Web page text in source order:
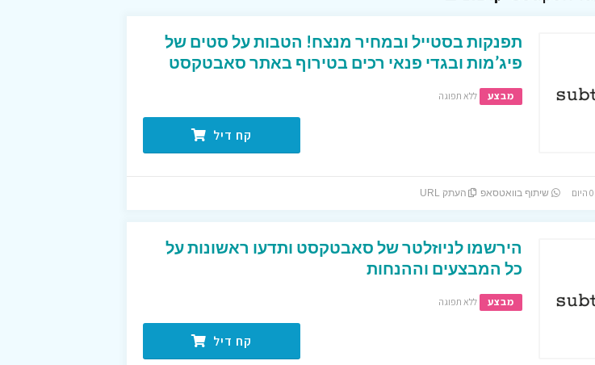
תפנקות בסטייל ובמחיר מנצח! הטבות על סטים של
פיג’מות ובגדי פנאי רכים בטירוף באתר סאבטקסט
מבצע ללא תפוגה
קח דיל
שיתוף בוואטסאפ העתק URL
הירשמו לניוזלטר של סאבטקסט ותדעו ראשונות על
כל המבצעים וההנחות
מבצע ללא תפוגה
קח דיל